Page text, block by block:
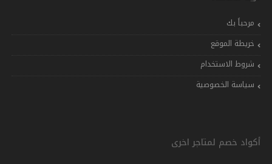
مرحباً بك
خريطة الموقع
شروط الاستخدام
سياسة الخصوصية
أكواد خصم لمتاجر اخرى